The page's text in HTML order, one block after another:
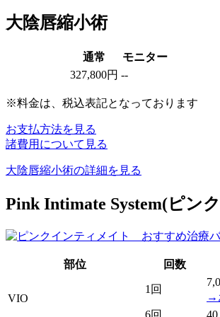
大陰唇縮小術
通常
モニター
327,800円 --
※料金は、税込表記となっております
お支払方法を見る
諸費用について見る
大陰唇縮小術の詳細を見る
Pink Intimate System(ピン
部位 回数
VIO
1回
→
6回